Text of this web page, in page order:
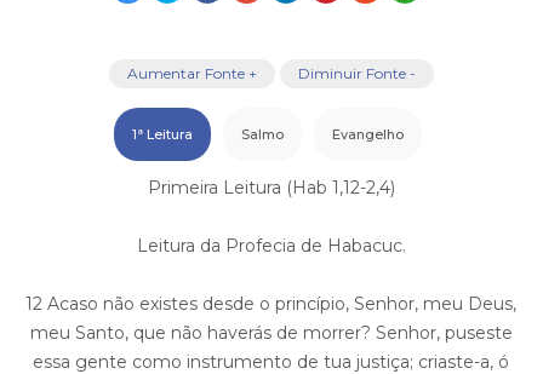
Aumentar Fonte + Diminuir Fonte -
1ª Leitura Salmo Evangelho
Primeira Leitura (Hab 1,12-2,4)
Leitura da Profecia de Habacuc.
12 Acaso não existes desde o princípio, Senhor, meu Deus,
meu Santo, que não haverás de morrer? Senhor, puseste
essa gente como instrumento de tua justiça; criaste-a, ó